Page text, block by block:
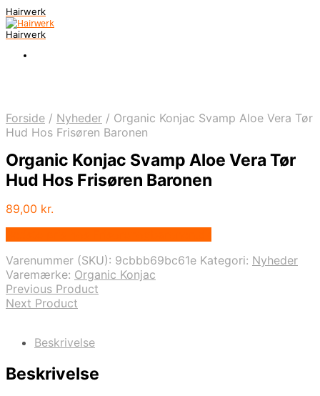
Hairwerk
Hairwerk
Forside / Nyheder / Organic Konjac Svamp Aloe Vera Tør
Hud Hos Frisøren Baronen
Organic Konjac Svamp Aloe Vera Tør
Hud Hos Frisøren Baronen
89,00 kr.
Varenummer (SKU): 9cbbb69bc61e Kategori: Nyheder
Varemærke: Organic Konjac
Previous Product
Next Product
Beskrivelse
Beskrivelse